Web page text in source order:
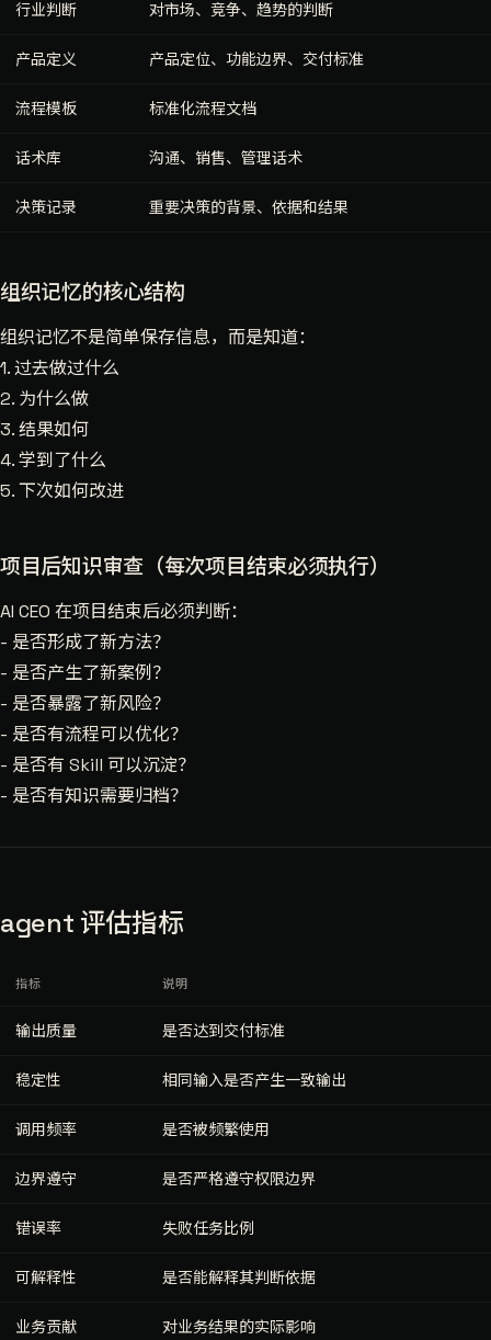
行业判断 对市场、竞争、趋势的判断
产品定义 产品定位、功能边界、交付标准
流程模板 标准化流程文档
话术库 沟通、销售、管理话术
决策记录 重要决策的背景、依据和结果
组织记忆的核心结构
组织记忆不是简单保存信息，而是知道：
1. 过去做过什么
2. 为什么做
3. 结果如何
4. 学到了什么
5. 下次如何改进
项目后知识审查（每次项目结束必须执行）
AI CEO 在项目结束后必须判断：
- 是否形成了新方法？
- 是否产生了新案例？
- 是否暴露了新风险？
- 是否有流程可以优化？
- 是否有 Skill 可以沉淀？
- 是否有知识需要归档？
agent 评估指标
指标 说明
输出质量 是否达到交付标准
稳定性 相同输入是否产生一致输出
调用频率 是否被频繁使用
边界遵守 是否严格遵守权限边界
错误率 失败任务比例
可解释性 是否能解释其判断依据
业务贡献 对业务结果的实际影响